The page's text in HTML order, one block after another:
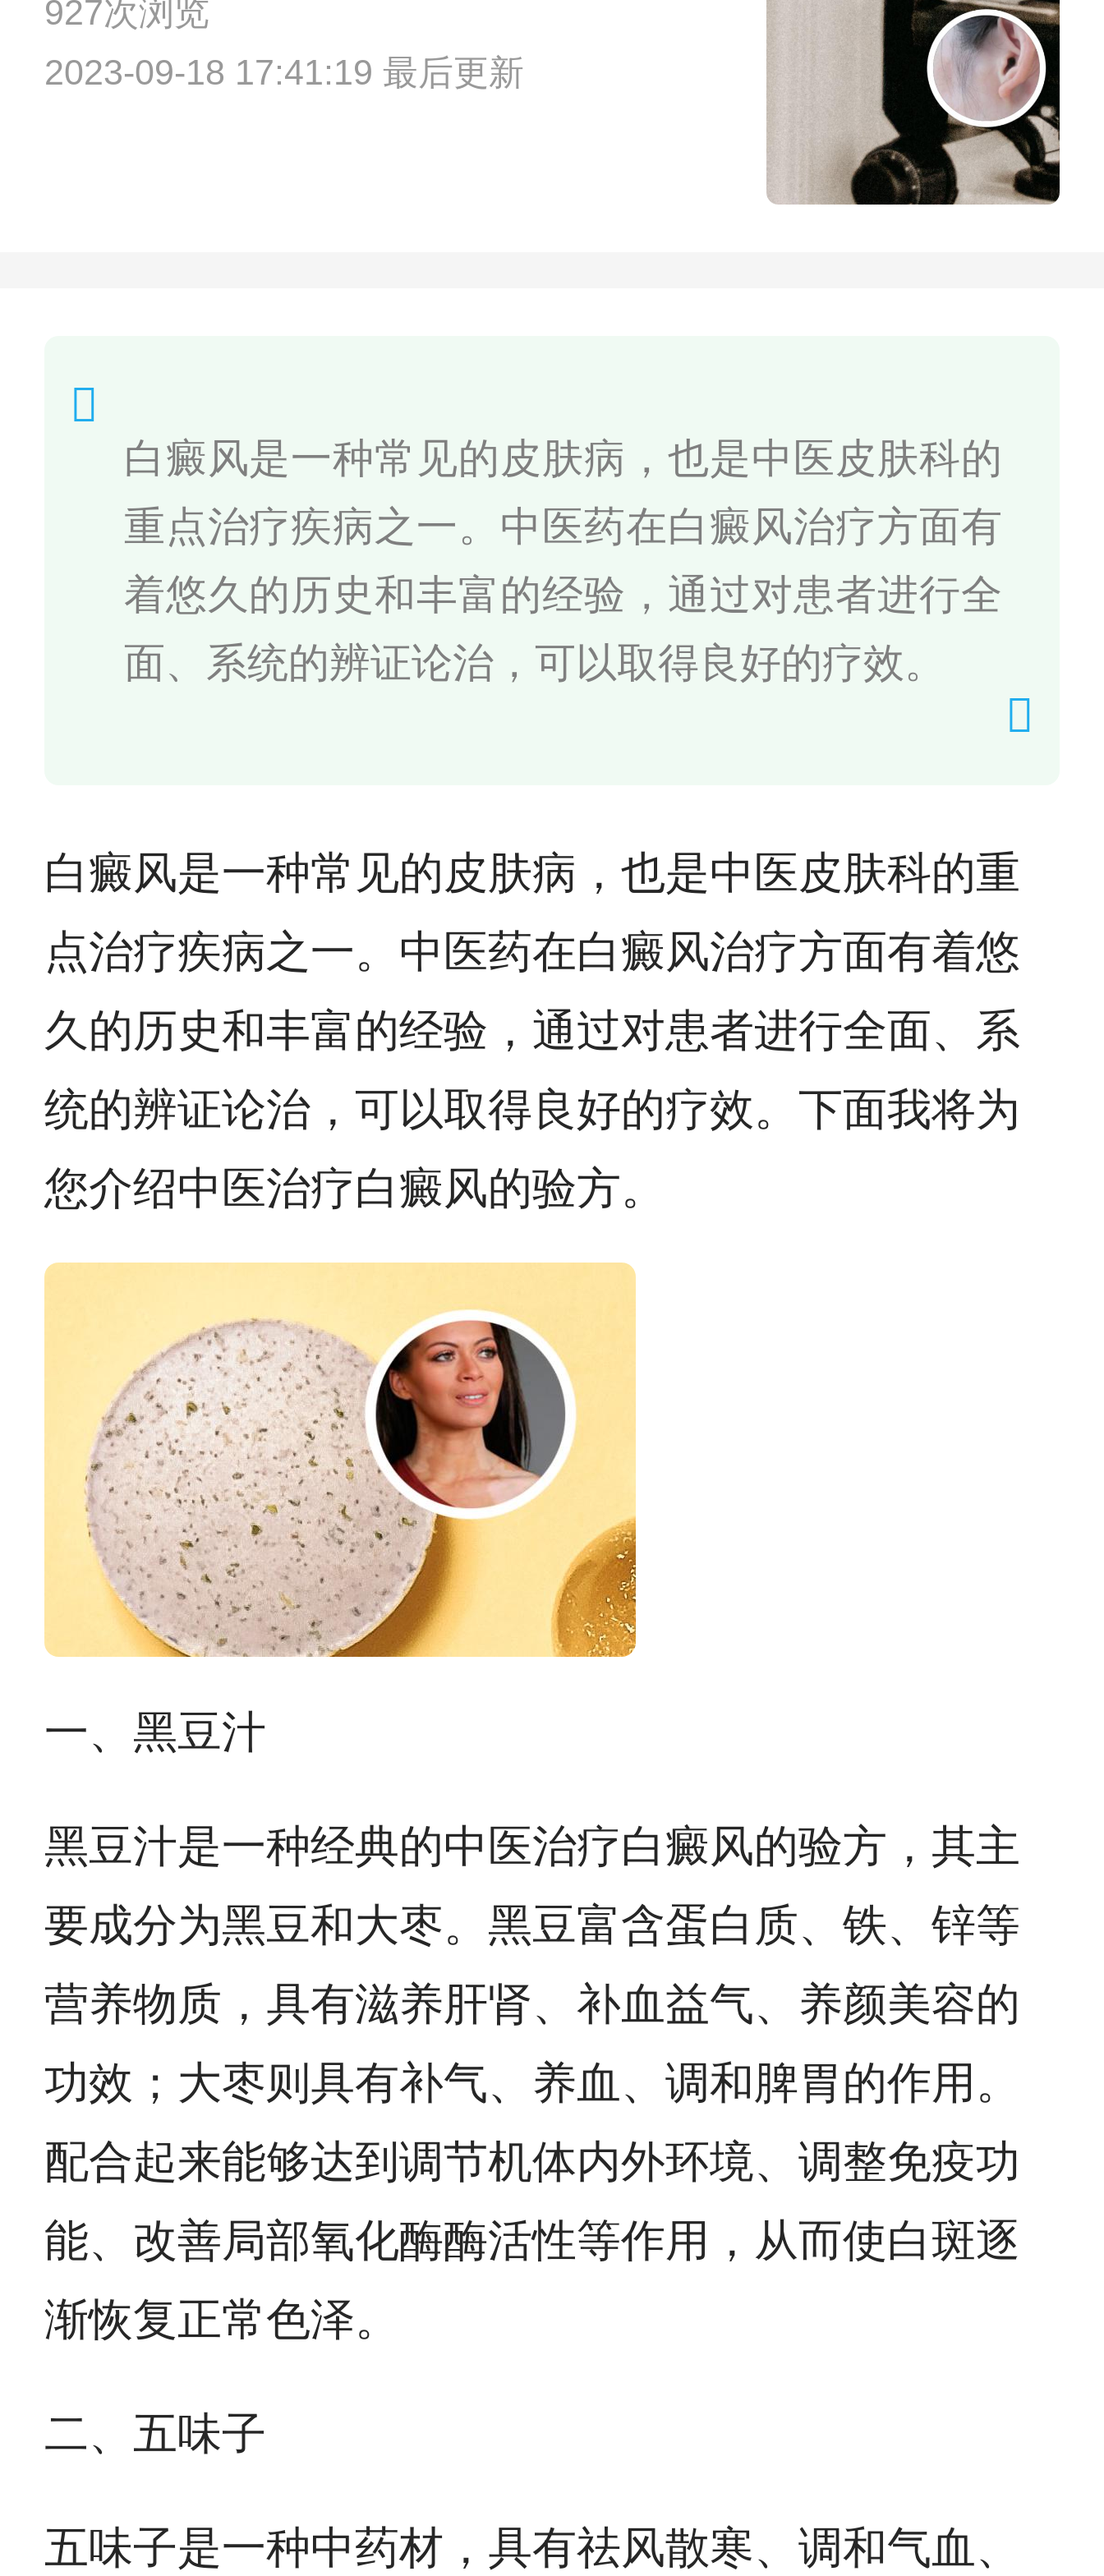
927次浏览
2023-09-18 17:41:19 最后更新
白癜风是一种常见的皮肤病，也是中医皮肤科的
重点治疗疾病之一。中医药在白癜风治疗方面有
着悠久的历史和丰富的经验，通过对患者进行全
面、系统的辨证论治，可以取得良好的疗效。
白癜风是一种常见的皮肤病，也是中医皮肤科的重
点治疗疾病之一。中医药在白癜风治疗方面有着悠
久的历史和丰富的经验，通过对患者进行全面、系
统的辨证论治，可以取得良好的疗效。下面我将为
您介绍中医治疗白癜风的验方。
一、黑豆汁
黑豆汁是一种经典的中医治疗白癜风的验方，其主
要成分为黑豆和大枣。黑豆富含蛋白质、铁、锌等
营养物质，具有滋养肝肾、补血益气、养颜美容的
功效；大枣则具有补气、养血、调和脾胃的作用。
配合起来能够达到调节机体内外环境、调整免疫功
能、改善局部氧化酶酶活性等作用，从而使白斑逐
渐恢复正常色泽。
二、五味子
五味子是一种中药材，具有祛风散寒、调和气血、